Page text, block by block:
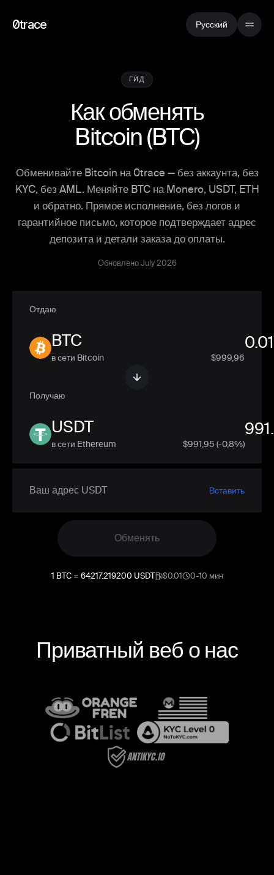
0trace Русский
ГИД
Как обменять
Bitcoin(BTC)
Обменивайте Bitcoin на 0trace — без аккаунта, без
KYC, без AML. Меняйте BTC на Monero, USDT, ETH
и обратно. Прямое исполнение, без логов и
гарантийное письмо, которое подтверждает адрес
депозита и детали заказа до оплаты.
Обновлено July 2026
Отдаю
BTC
в сети Bitcoin $999,96
Получаю
USDT
в сети Ethereum $991,95 (-0,8%)
Вставить
Обменять
1 BTC= 64217.219200 USDT $0.01 0-10 мин
Приватный веб о нас